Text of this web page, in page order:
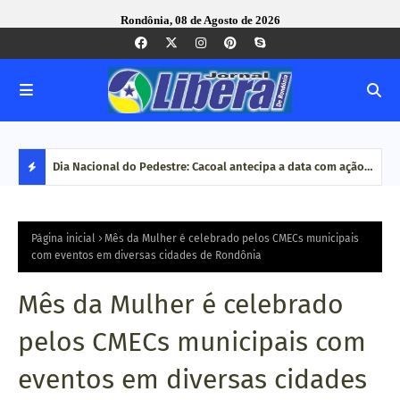
Rondônia, 08 de Agosto de 2026
S
T
A
Q
Dia Nacional do Pedestre: Cacoal antecipa a data com ação
Corregedoria-Geral do MPRO debate aperfeiçoamento do
congresso nacional
Página inicial
Mês da Mulher é celebrado pelos CMECs municipais
com eventos em diversas cidades de Rondônia
Mês da Mulher é celebrado
pelos CMECs municipais com
eventos em diversas cidades